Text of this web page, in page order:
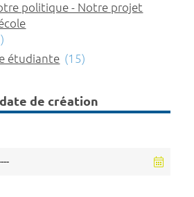
politique - Notre projet
étudiante (15)
de création